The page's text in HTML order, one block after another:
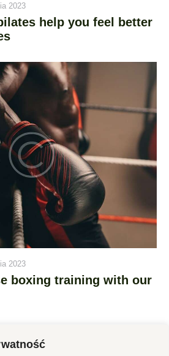
2023
help you feel better
2023
boxing training with our